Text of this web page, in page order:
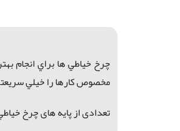
چرخ خياطي ها براي انجام
مخصوص كارها را خيلي
تعدادی ازپایه های چرخ